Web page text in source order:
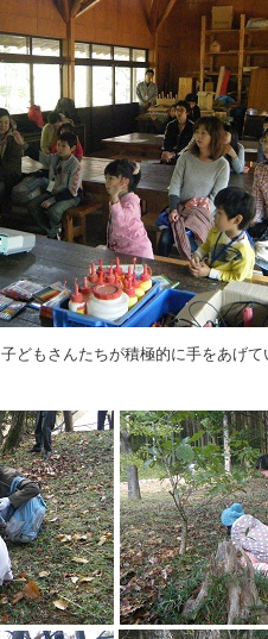
どもさんたちが積極的に手をあげて